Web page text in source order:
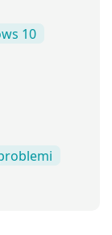
10